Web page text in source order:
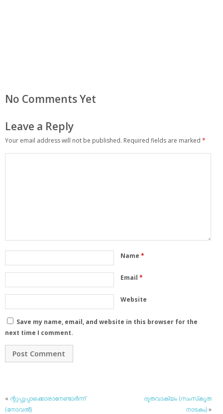
No Comments Yet
Leave a Reply
Your email address will not be published. Required fields are marked *
Name *
Email *
Website
Save my name, email, and website in this browser for the
next time I comment.
« ന്റുപ്പൂപ്പാക്കൊരാനേണ്ടാര്‍ന്ന്
(നോവല്‍)
ദൂതവാക്യം (സംസ്‌കൃത
നാടകം)»